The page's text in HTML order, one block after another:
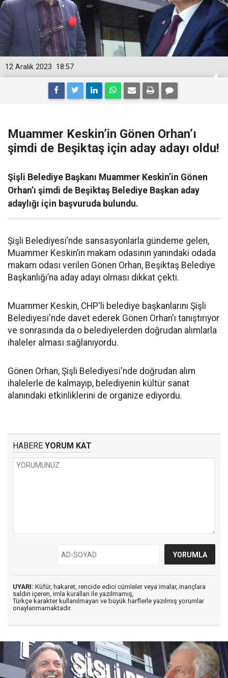
18:57
12 Aralık 2023
Muammer Keskin’in Gönen Orhan’ı
şimdi de Beşiktaş için aday adayı oldu!
Şişli Belediye Başkanı Muammer Keskin’in Gönen
Orhan’ı şimdi de Beşiktaş Belediye Başkan aday
adaylığı için başvuruda bulundu.
Şişli Belediyesi’nde sansasyonlarla gündeme gelen,
Muammer Keskin’in makam odasının yanındaki odada
makam odası verilen Gönen Orhan, Beşiktaş Belediye
Başkanlığı’na aday adayı olması dikkat çekti.
Muammer Keskin, CHP'li belediye başkanlarını Şişli
Belediyesi'nde davet ederek Gönen Orhan'ı tanıştırıyor
ve sonrasında da o belediyelerden doğrudan alımlarla
ihaleler alması sağlanıyordu.
Gönen Orhan, Şişli Belediyesi'nde doğrudan alım
ihalelerle de kalmayıp, belediyenin kültür sanat
alanındaki etkinliklerini de organize ediyordu.
HABERE YORUM KAT
UYARI: Küfür, hakaret, rencide edici cümleler veya imalar, inançlara
saldırı içeren, imla kuralları ile yazılmamış,
Türkçe karakter kullanılmayan ve büyük harflerle yazılmış yorumlar
onaylanmamaktadır.